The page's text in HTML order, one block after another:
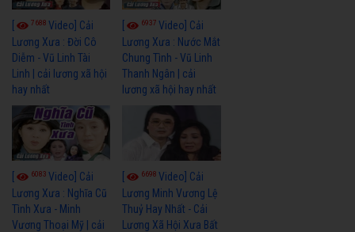
7688 Video] Cải
Lương Xưa : Đời Cô
Diễm - Vũ Linh Tài
Linh | cải lương xã hội
hay nhất
6937Video] Cải
Lương Xưa : Nước Mắt
Chung Tình - Vũ Linh
Thanh Ngân | cải
lương xã hội hay nhất
6083 Video] Cải
Lương Xưa : Nghĩa Cũ
Tình Xưa - Minh
Vương Thoại Mỹ | cải
6698Video] Cải
Lương Minh Vương Lệ
Thuỷ Hay Nhất - Cải
Lương Xã Hội Xưa Bất